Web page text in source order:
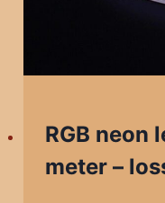
RGB neon
meter –